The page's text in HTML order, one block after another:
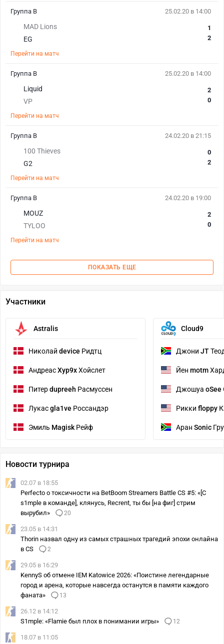
25.02.20 в 14:00
MAD Lions
EG
1
2
Перейти на матч
Группа B
25.02.20 в 14:00
Liquid
VP
2
0
Перейти на матч
Группа B
24.02.20 в 21:15
100 Thieves
G2
0
2
Перейти на матч
Группа B
24.02.20 в 19:00
MOUZ
TYLOO
2
0
Перейти на матч
Группа B
ПОКАЗАТЬ ЕЩЕ
Участники
Astralis
Николай device Ридтц
АндреасXyp9xХойслет
Питерdupreeh Расмуссен
Лукасgla1ve Россандэр
Эмиль Magisk Рейф
Cloud9
Джони JT
Йен motm
Джошуа oSee
Рикки floppy
Аран Sonic
Новости турнира
02.07 в 18:55
Perfecto о токсичности на BetBoom Streamers Battle CS #5: «[С
s1mple в команде], клянусь, Recrent, ты бы [на фиг] стрим
вырубил»
20
23.05 в 14:31
Thorin назвал одну из самых страшных трагедий эпохи онлайна
в CS
2
29.05 в 16:29
KennyS об отмене IEM Katowice 2026: «Поистине легендарные
город и арена, которые навсегда останутся в памяти каждого
фаната»
13
26.12 в 14:12
S1mple: «Flamie был плох в понимании игры»
12
18.07 в 11:05